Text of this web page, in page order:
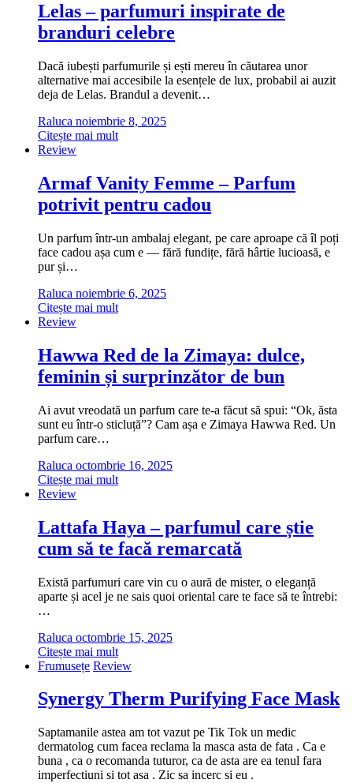
Lelas – parfumuri inspirate de
branduri celebre
Dacă iubești parfumurile și ești mereu în căutarea unor
alternative mai accesibile la esențele de lux, probabil ai auzit
deja de Lelas. Brandul a devenit…
Raluca noiembrie 8, 2025
Citește mai mult
Review
Armaf Vanity Femme – Parfum
potrivit pentru cadou
Un parfum într-un ambalaj elegant, pe care aproape că îl poți
face cadou așa cum e — fără fundițe, fără hârtie lucioasă, e
pur și…
Raluca noiembrie 6, 2025
Citește mai mult
Review
Hawwa Red de la Zimaya: dulce,
feminin și surprinzător de bun
Ai avut vreodată un parfum care te-a făcut să spui: “Ok, ăsta
sunt eu într-o sticluță”? Cam așa e Zimaya Hawwa Red. Un
parfum care…
Raluca octombrie 16, 2025
Citește mai mult
Review
Lattafa Haya – parfumul care știe
cum să te facă remarcată
Există parfumuri care vin cu o aură de mister, o eleganță
aparte și acel je ne sais quoi oriental care te face să te întrebi:
…
Raluca octombrie 15, 2025
Citește mai mult
Frumusețe Review
Synergy Therm Purifying Face Mask
Saptamanile astea am tot vazut pe Tik Tok un medic
dermatolog cum facea reclama la masca asta de fata . Ca e
buna , ca o recomanda tuturor, ca de asta are ea tenul fara
imperfectiuni si tot asa . Zic sa incerc si eu .